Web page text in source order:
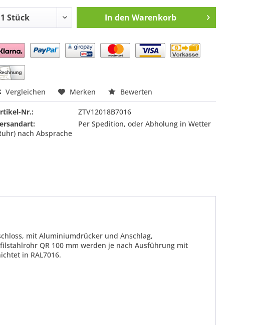
In den Warenkorb
Preis anfragen
Vergleichen Merken Bewerten
Nr.:
ZTV12018B7016
Per Spedition, oder Abholung in Wetter
nach Absprache
mit Aluminiumdrücker und Anschlag,
QR 100 mm werden je nach Ausführung mit
in RAL7016.